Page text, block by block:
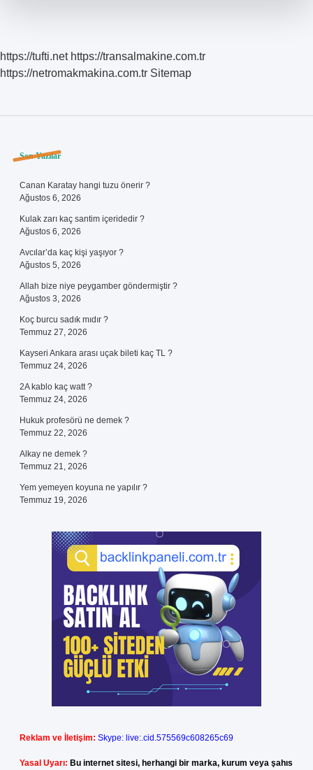
https://tufti.net https://transalmakine.com.tr
https://netromakmakina.com.tr Sitemap
Sidebar
Son Yazılar
Canan Karatay hangi tuzu önerir ?
Ağustos 6, 2026
Kulak zarı kaç santim içeridedir ?
Ağustos 6, 2026
Avcılar’da kaç kişi yaşıyor ?
Ağustos 5, 2026
Allah bize niye peygamber göndermiştir ?
Ağustos 3, 2026
Koç burcu sadık mıdır ?
Temmuz 27, 2026
Kayseri Ankara arası uçak bileti kaç TL ?
Temmuz 24, 2026
2A kablo kaç watt ?
Temmuz 24, 2026
Hukuk profesörü ne demek ?
Temmuz 22, 2026
Alkay ne demek ?
Temmuz 21, 2026
Yem yemeyen koyuna ne yapılır ?
Temmuz 19, 2026
Reklam ve İletişim: Skype: live:.cid.575569c608265c69
Yasal Uyarı: Bu internet sitesi, herhangi bir marka, kurum veya şahıs